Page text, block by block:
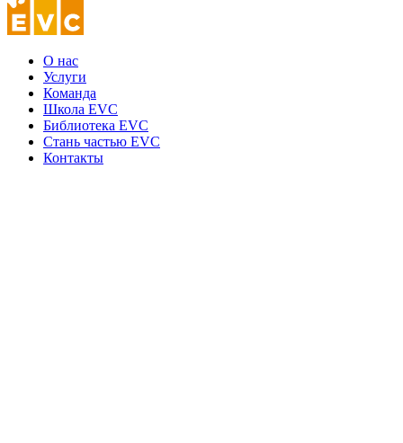
О нас
Услуги
Команда
Школа EVC
Библиотека EVC
Стань частью EVC
Контакты